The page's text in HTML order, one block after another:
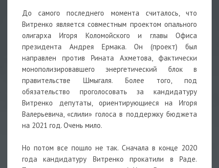
До самого последнего момента считалось, что
Витренко является совместным проектом опального
олигарха Игоря Коломойского и главы Офиса
президента Андрея Ермака. Он (проект) был
направлен против Рината Ахметова, фактически
монополизировавшего энергетический блок в
правительстве Шмыгаля. Более того, под
обязательство проголосовать за кандидатуру
Витренко депутаты, ориентирующиеся на Игоря
Валерьевича, «слили» голоса в поддержку бюджета
на 2021 год. Очень мило.
Но потом все пошло не так. Сначала в конце 2020
года кандидатуру Витренко прокатили в Раде.